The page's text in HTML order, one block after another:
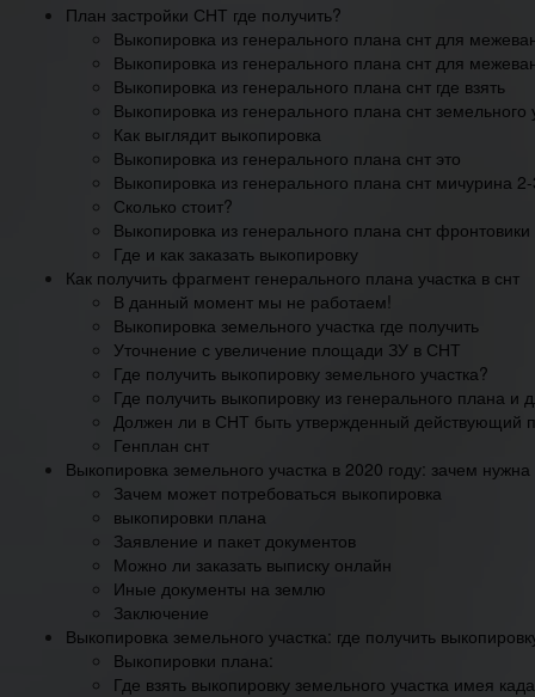
План застройки СНТ где получить?
Выкопировка из генерального плана снт для
Выкопировка из генерального плана снт для
Выкопировка из генерального плана снт где взять
Выкопировка из генерального плана снт земельного
Как выглядит выкопировка
Выкопировка из генерального плана снт это
Выкопировка из генерального плана снт мичурина
Сколько стоит?
Выкопировка из генерального плана снт фронтовики
Где и как заказать выкопировку
Как получить фрагмент генерального плана участка в снт
В данный момент мы не работаем!
Выкопировка земельного участка где получить
Уточнение с увеличение площади ЗУ в СНТ
Где получить выкопировку земельного участка?
Где получить выкопировку из генерального плана и
Должен ли в СНТ быть утвержденный действующий
Генплан снт
Выкопировка земельного участка в 2020 году: зачем нужна
Зачем может потребоваться выкопировка
выкопировки плана
Заявление и пакет документов
Можно ли заказать выписку онлайн
Иные документы на землю
Заключение
Выкопировка земельного участка: где получить
Выкопировки плана:
Где взять выкопировку земельного участка имея